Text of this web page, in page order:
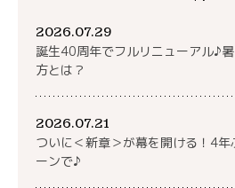
2026.07.29
誕生40周年でフルリニューアル♪
方とは？
2026.07.21
ついに＜新章＞が幕を開ける！4年
ーンで♪